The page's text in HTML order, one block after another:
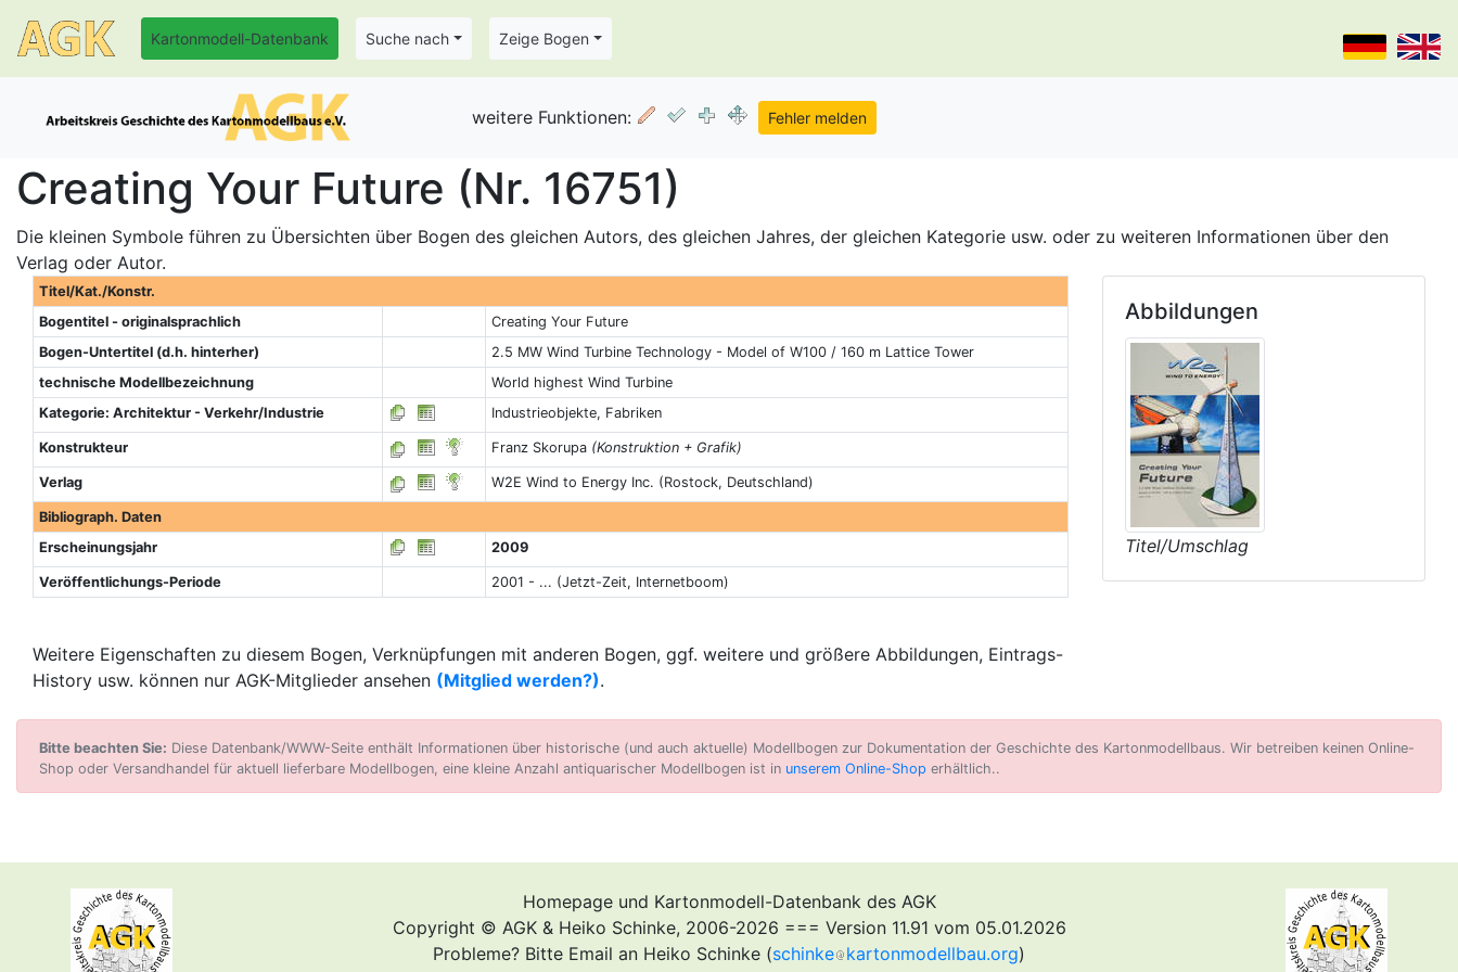
Kartonmodell-Datenbank Suche nach Zeige Bogen
weitere Funktionen:
Creating Your Future (Nr. 16751)
Die kleinen Symbole führen zu Übersichten über Bogen des gleichen Autors, des gleichen Jahres, der gleichen Kategorie usw. oder zu weiteren Informationen über den
Verlag oder Autor.
Titel/Kat./Konstr.
Bogentitel - originalsprachlich
Creating Your Future
Bogen-Untertitel (d.h. hinterher)
2.5 MW Wind Turbine Technology - Model of W100 / 160 m Lattice Tower
technische Modellbezeichnung
World highest Wind Turbine
Kategorie: Architektur - Verkehr/Industrie
Industrieobjekte, Fabriken
Konstrukteur Franz Skorupa (Konstruktion + Grafik)
Verlag W2E Wind to Energy Inc. (Rostock, Deutschland)
Bibliograph. Daten
Erscheinungsjahr
2009
Veröffentlichungs-Periode 2001 - ... (Jetzt-Zeit, Internetboom)
Weitere Eigenschaften zu diesem Bogen, Verknüpfungen mit anderen Bogen, ggf. weitere und größere Abbildungen, Eintrags-
History usw. können nur AGK-Mitglieder ansehen (Mitglied werden?).
Abbildungen
Titel/Umschlag
Bitte beachten Sie: Diese Datenbank/WWW-Seite enthält Informationen über historische (und auch aktuelle) Modellbogen zur Dokumentation der Geschichte des Kartonmodellbaus. Wir betreiben keinen Online-
Shop oder Versandhandel für aktuell lieferbare Modellbogen, eine kleine Anzahl antiquarischer Modellbogen ist in unserem Online-Shop erhältlich..
Homepage und Kartonmodell-Datenbank des AGK
Copyright © AGK & Heiko Schinke, 2006-2026 === Version 11.91 vom 05.01.2026
Probleme? Bitte Email an Heiko Schinke (schinke kartonmodellbau.org)